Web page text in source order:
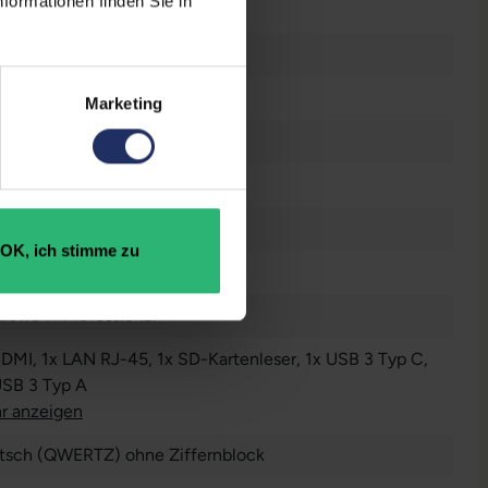
Marketing
OK, ich stimme zu
11 Professional
, 1x LAN RJ-45, 1x SD-Kartenleser, 1x USB 3 Typ C,
3 Typ A
anzeigen
(QWERTZ) ohne Ziffernblock